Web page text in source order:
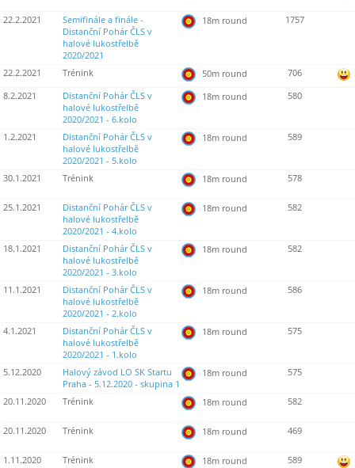
22.2.2021
Semifinále a finále -
Distanční Pohár ČLS v
halové lukostřelbě
2020/2021
18m round 1757
22.2.2021 Trénink 50m round 706
8.2.2021
Distanční Pohár ČLS v
halové lukostřelbě
2020/2021 - 6.kolo
18m round 580
1.2.2021
Distanční Pohár ČLS v
halové lukostřelbě
2020/2021 - 5.kolo
18m round 589
30.1.2021 Trénink 18m round 578
25.1.2021
Distanční Pohár ČLS v
halové lukostřelbě
2020/2021 - 4.kolo
18m round 582
18.1.2021
Distanční Pohár ČLS v
halové lukostřelbě
2020/2021 - 3.kolo
18m round 582
11.1.2021
Distanční Pohár ČLS v
halové lukostřelbě
2020/2021 - 2.kolo
18m round 586
4.1.2021
Distanční Pohár ČLS v
halové lukostřelbě
2020/2021 - 1.kolo
18m round 575
5.12.2020
Halový závod LO SK Startu
Praha - 5.12.2020 - skupina 1
18m round 575
20.11.2020 Trénink 18m round 582
20.11.2020 Trénink 18m round 469
1.11.2020 Trénink 18m round 589